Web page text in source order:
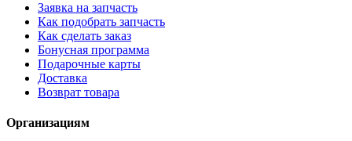
Заявка на запчасть
Как подобрать запчасть
Как сделать заказ
Бонусная программа
Подарочные карты
Доставка
Возврат товара
Организациям